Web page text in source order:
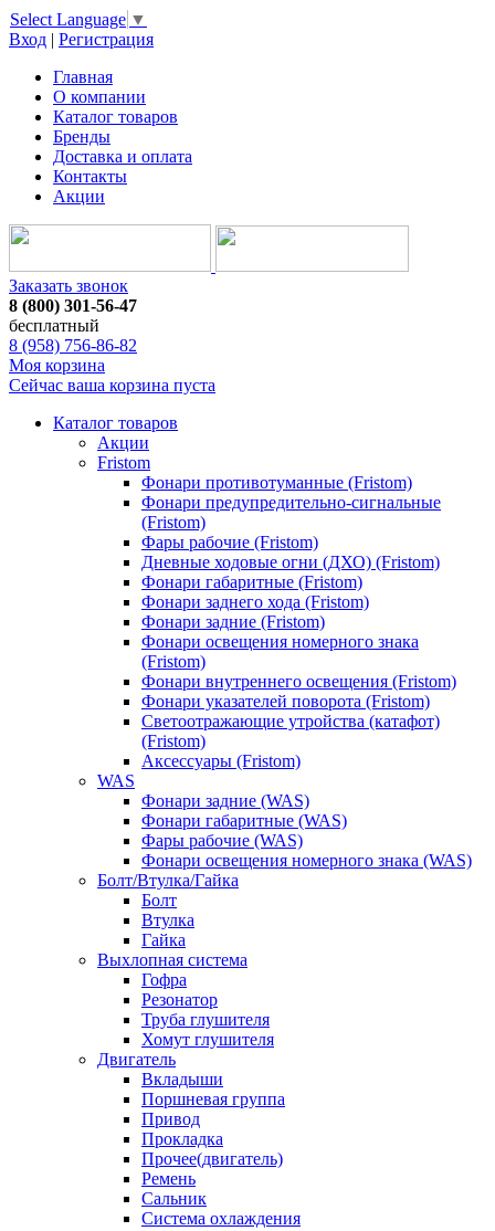
Select Language ▼
Вход | Регистрация
Главная
О компании
Каталог товаров
Бренды
Доставка и оплата
Контакты
Акции
Заказать звонок
8 (800) 301-56-47
бесплатный
8 (958) 756-86-82
Моя корзина
Сейчас ваша корзина пуста
Каталог товаров
Акции
Fristom
Фонари противотуманные (Fristom)
Фонари предупредительно-сигнальные
(Fristom)
Фары рабочие (Fristom)
Дневные ходовые огни (ДХО) (Fristom)
Фонари габаритные (Fristom)
Фонари заднего хода (Fristom)
Фонари задние (Fristom)
Фонари освещения номерного знака
(Fristom)
Фонари внутреннего освещения (Fristom)
Фонари указателей поворота (Fristom)
Светоотражающие утройства (катафот)
(Fristom)
Аксессуары (Fristom)
WAS
Фонари задние (WAS)
Фонари габаритные (WAS)
Фары рабочие (WAS)
Фонари освещения номерного знака (WAS)
Болт/Втулка/Гайка
Болт
Втулка
Гайка
Выхлопная система
Гофра
Резонатор
Труба глушителя
Хомут глушителя
Двигатель
Вкладыши
Поршневая группа
Привод
Прокладка
Прочее(двигатель)
Ремень
Сальник
Система охлаждения